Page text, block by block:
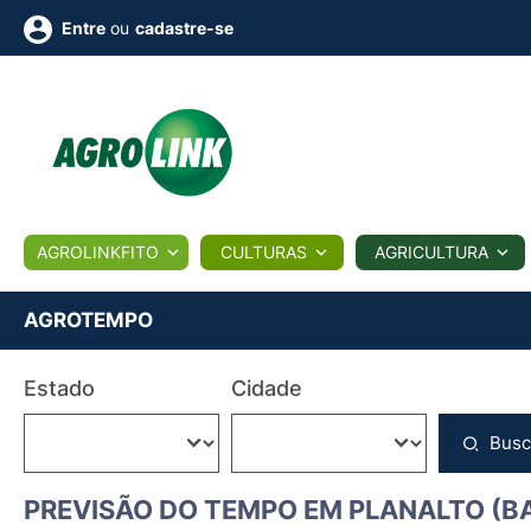
BIOLÓGICOS COTAÇÕES NOTÍCIAS
Conversor Colunistas Eventos
Vídeos
Entre ou cadastre-se
AGROLINKFITO CULTURAS AGRICULTURA
AGROTEMPO
Estado Cidade
PREVISÃO DO TEMPO EM PLANALTO